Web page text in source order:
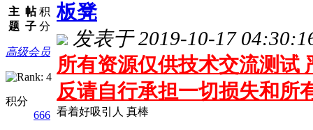
主
题
帖
子
积
分
高级会员
积分
666
板凳
发表于 2019-10-17
所有资源仅供技术交流测试
反请自行承担一切损失和所
看着好吸引人 真棒